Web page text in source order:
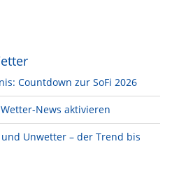
Countdown zur SoFi 2026
News aktivieren
und Unwetter – der Trend bis